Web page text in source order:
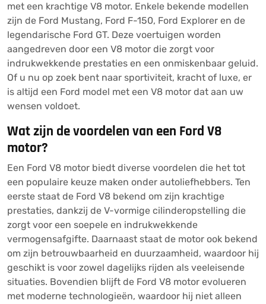
met een krachtige V8 motor. Enkele bekende modellen
zijn de Ford Mustang, Ford F-150, Ford Explorer en de
legendarische Ford GT. Deze voertuigen worden
aangedreven door een V8 motor die zorgt voor
indrukwekkende prestaties en een onmiskenbaar geluid.
Of u nu op zoek bent naar sportiviteit, kracht of luxe, er
is altijd een Ford model met een V8 motor dat aan uw
wensen voldoet.
Wat zijn de voordelen van een Ford V8
motor?
Een Ford V8 motor biedt diverse voordelen die het tot
een populaire keuze maken onder autoliefhebbers. Ten
eerste staat de Ford V8 bekend om zijn krachtige
prestaties, dankzij de V-vormige cilinderopstelling die
zorgt voor een soepele en indrukwekkende
vermogensafgifte. Daarnaast staat de motor ook bekend
om zijn betrouwbaarheid en duurzaamheid, waardoor hij
geschikt is voor zowel dagelijks rijden als veeleisende
situaties. Bovendien blijft de Ford V8 motor evolueren
met moderne technologieën, waardoor hij niet alleen